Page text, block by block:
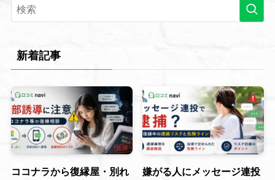
新着記事
ココナラから復縁屋・別れ
嫌がる人にメッセージ連投